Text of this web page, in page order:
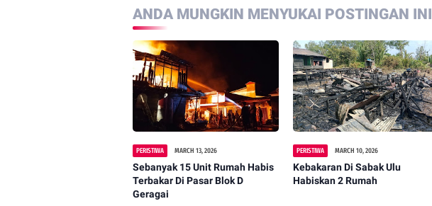
ANDA MUNGKIN MENYUKAI POSTINGAN INI
PERISTIWA MARCH 13, 2026
Sebanyak 15 Unit Rumah Habis
Terbakar Di Pasar Blok D
Geragai
PERISTIWA MARCH 10, 2026
Kebakaran Di Sabak Ulu
Habiskan 2 Rumah